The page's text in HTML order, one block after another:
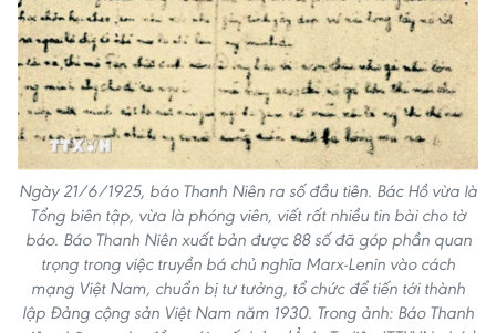
Ngày 21/6/1925, báo Thanh Niên ra số đầu tiên. Bác Hồ vừa là
Tổng biên tập, vừa là phóng viên, viết rất nhiều tin bài cho tờ
báo. Báo Thanh Niên xuất bản được 88 số đã góp phần quan
trọng trong việc truyền bá chủ nghĩa Marx-Lenin vào cách
mạng Việt Nam, chuẩn bị tư tưởng, tổ chức để tiến tới thành
lập Đảng cộng sản Việt Nam năm 1930. Trong ảnh: Báo Thanh